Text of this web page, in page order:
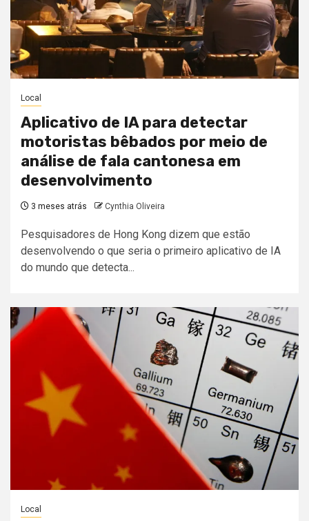
Local
Aplicativo de IA para detectar
motoristas bêbados por meio de
análise de fala cantonesa em
desenvolvimento
3 meses atrás Cynthia Oliveira
Pesquisadores de Hong Kong dizem que estão
desenvolvendo o que seria o primeiro aplicativo de IA
do mundo que detecta...
Local